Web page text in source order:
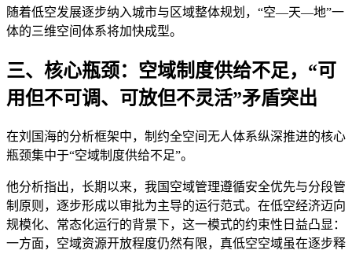
随着低空发展逐步纳入城市与区域整体规划，“空—天—地”一
体的三维空间体系将加快成型。
三、核心瓶颈：空域制度供给不足，“可
用但不可调、可放但不灵活”矛盾突出
在刘国海的分析框架中，制约全空间无人体系纵深推进的核心
瓶颈集中于“空域制度供给不足”。
他分析指出，长期以来，我国空域管理遵循安全优先与分段管
制原则，逐步形成以审批为主导的运行范式。在低空经济迈向
规模化、常态化运行的背景下，这一模式的约束性日益凸显：
一方面，空域资源开放程度仍然有限，真低空空域虽在逐步释